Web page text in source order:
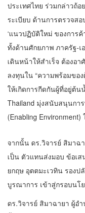
ประเทศไทย ร่วมกล่าวถ้
ระเบียบ ด้านการตรวจส
‘แนวปฏิบัติใหม่ ของการ
ทั้งด้านศักยภาพ ภาครัฐ-
เดินหน้าให้สำเร็จ ต้องอ
ลงทุนใน “ความพร้อมของ
ให้เกิดการกีดกันผู้ที่อยู่ต้น
Thailand มุ่งสนับสนุนกา
(Enabling
จากนั้น ดร.วิจารย์ สิมาฉ
เป็น ตัวแทนส่งมอบ ข้อเ
ยกฤษ อุตตมะเวทิน รองป
บูรณาการ เข้าสู่กรอบนโ
ดร.วิจารย์ สิมาฉายา ผู้อ